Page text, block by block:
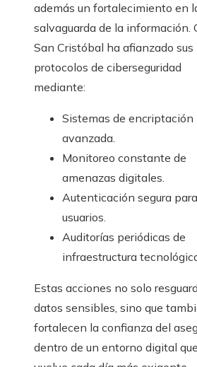
además un fortalecimiento en
salvaguarda de la información.
San Cristóbal ha afianzado sus
protocolos de ciberseguridad
mediante:
Sistemas de encriptación
avanzada.
Monitoreo constante de
amenazas digitales.
Autenticación segura para
usuarios.
Auditorías periódicas de
infraestructura
Estas acciones no solo
datos sensibles, sino que
fortalecen la confianza del
dentro de un entorno digital